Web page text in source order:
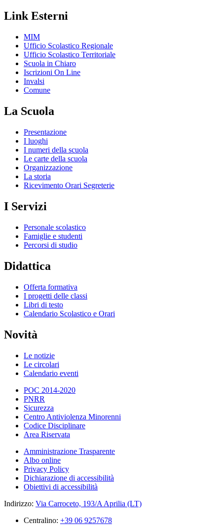
Link Esterni
MIM
Ufficio Scolastico Regionale
Ufficio Scolastico Territoriale
Scuola in Chiaro
Iscrizioni On Line
Invalsi
Comune
La Scuola
Presentazione
I luoghi
I numeri della scuola
Le carte della scuola
Organizzazione
La storia
Ricevimento Orari Segreterie
I Servizi
Personale scolastico
Famiglie e studenti
Percorsi di studio
Didattica
Offerta formativa
I progetti delle classi
Libri di testo
Calendario Scolastico e Orari
Novità
Le notizie
Le circolari
Calendario eventi
POC 2014-2020
PNRR
Sicurezza
Centro Antiviolenza Minorenni
Codice Disciplinare
Area Riservata
Amministrazione Trasparente
Albo online
Privacy Policy
Dichiarazione di accessibilità
Obiettivi di accessibilità
Indirizzo: Via Carroceto, 193/A Aprilia (LT)
Centralino: +39 06 9257678